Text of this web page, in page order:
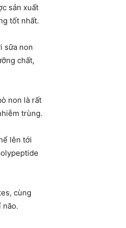
sản xuất
tốt nhất.
sữa non
chất,
non là rất
trùng.
lên tới
cùng
não.